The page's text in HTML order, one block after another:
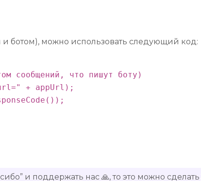
ботом), можно использовать следующий код:
сообщений, что пишут боту)
+ appUrl);
и поддержать нас 🙏, то это можно сделать